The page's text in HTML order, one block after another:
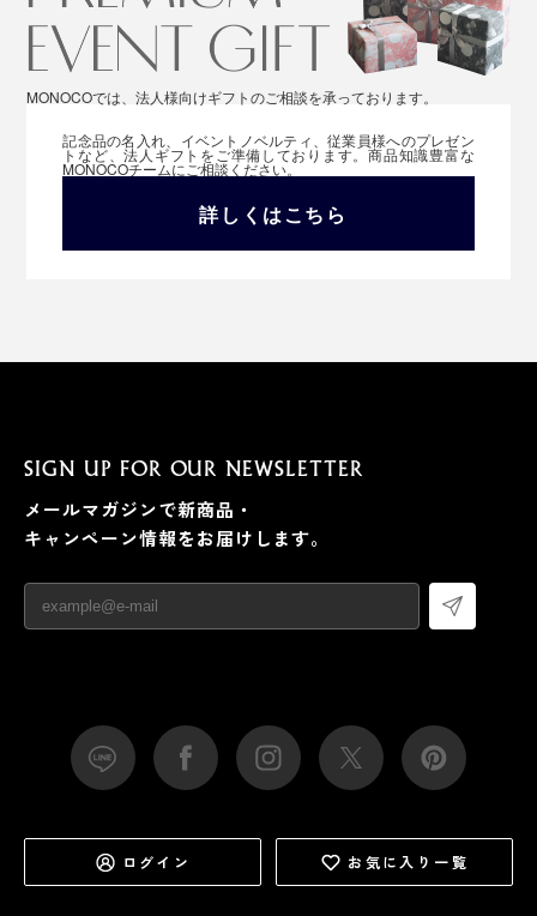
MONOCOでは、法人様向けギフトのご相談を承っております。
記念品の名入れ、イベントノベルティ、従業員様へのプレゼン
トなど、法人ギフトをご準備しております。商品知識豊富な
MONOCOチームにご相談ください。
詳しくはこちら
SIGN UP FOR OUR NEWSLETTER
メールマガジンで新商品・
キャンペーン情報をお届けします。
ログイン お気に入り一覧